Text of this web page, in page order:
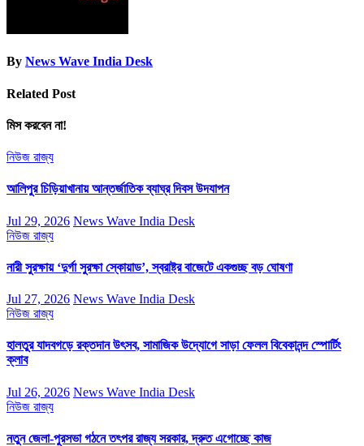
By News Wave India Desk
Related Post
মিস করবেন না!
নিউজ রাজ্য
আলিপুর চিড়িয়াখানায় আন্তর্জাতিক ব্যাঘ্র দিবস উদযাপন
Jul 29, 2026 News Wave India Desk
নিউজ রাজ্য
নারী সুরক্ষায় ‘দুর্গা সুরক্ষা স্কোয়াড’, স্বরাষ্ট্র বাজেটে একগুচ্ছ বড় ঘোষণা
Jul 27, 2026 News Wave India Desk
নিউজ রাজ্য
হালতুর যাদবগড়ে রক্তদান উৎসব, সামাজিক উদ্যোগে সাড়া ফেলল বিবেকানন্দ স্পোর্টিং
ক্লাব
Jul 26, 2026 News Wave India Desk
নিউজ রাজ্য
নতুন জেলা-পুরসভা গঠনে তৎপর রাজ্য সরকার, দ্রুত এগোচ্ছে কাজ